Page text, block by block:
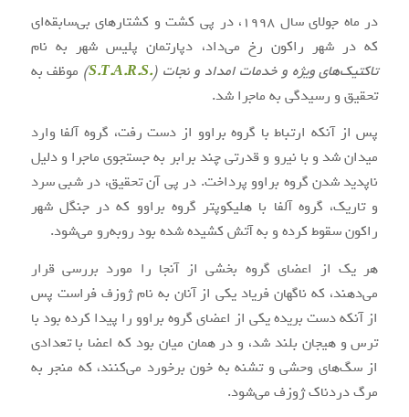
در ماه جولای سال ۱۹۹۸، در پی کشت و کشتارهای بی‌سابقه‌ای
که در شهر راکون رخ می‌داد، دپارتمان پلیس شهر به نام
تاکتیک‌های ویژه و خدمات امداد و نجات (.S.T.A.R.S
) موظف به
تحقیق و رسیدگی به ماجرا شد.
پس از آنکه ارتباط با گروه براوو از دست رفت، گروه آلفا وارد
میدان شد و با نیرو و قدرتی چند برابر به جستجوی ماجرا و دلیل
ناپدید شدن گروه براوو پرداخت. در پی آن تحقیق، در شبی سرد
و تاریک، گروه آلفا با هلیکوپتر گروه براوو که در جنگل شهر
راکون سقوط کرده و به آتش کشیده شده بود روبه‌رو می‌شود.
هر یک از اعضای گروه بخشی از آنجا را مورد بررسی قرار
می‌دهند، که ناگهان فریاد یکی از آنان به نام ژوزف فراست پس
از آنکه دست بریده یکی از اعضای گروه براوو را پیدا کرده بود با
ترس و هیجان بلند شد، و در همان میان بود که اعضا با تعدادی
از سگ‌های وحشی و تشنه به خون برخورد می‌کنند، که منجر به
مرگ دردناک ژوزف می‌شود.